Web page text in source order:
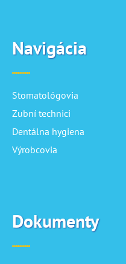
Navigácia
Stomatológovia
Zubní technici
Dentálna hygiena
Výrobcovia
Dokumenty